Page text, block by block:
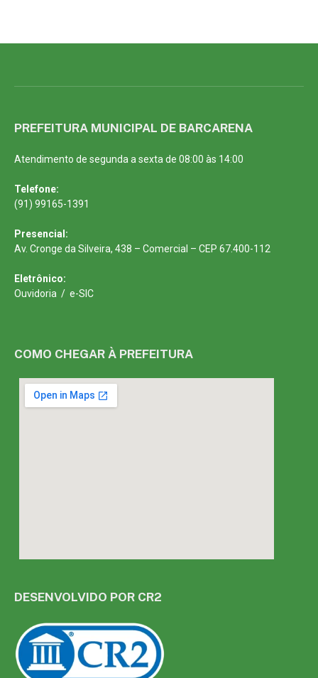
PREFEITURA MUNICIPAL DE BARCARENA
Atendimento de segunda a sexta de 08:00 às 14:00
Telefone:
(91) 99165-1391
Presencial:
Av. Cronge da Silveira, 438 – Comercial – CEP 67.400-112
Eletrônico:
Ouvidoria / e-SIC
COMO CHEGAR À PREFEITURA
DESENVOLVIDO POR CR2